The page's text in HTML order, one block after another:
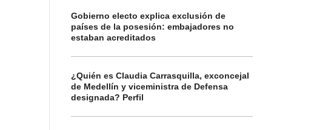
Gobierno electo explica exclusión de
países de la posesión: embajadores no
estaban acreditados
¿Quién es Claudia Carrasquilla, exconcejal
de Medellín y viceministra de Defensa
designada? Perfil